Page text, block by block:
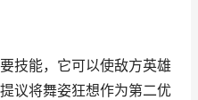
技能，它可以使敌方英雄
议将舞姿狂想作为第二优